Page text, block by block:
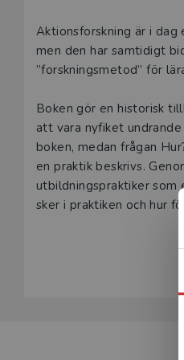
Beskrivning
Aktionsforskning är i
men den har samtidigt
”forskningsmetod” för
Boken gör en historisk
att vara nyfiket
boken, medan frågan
en praktik beskrivs.
utbildnings­praktiker som
sker i praktiken och hur
Boken kan med fördel